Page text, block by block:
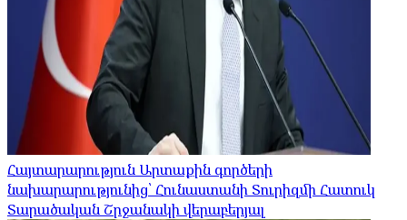
Հայտարարություն Արտաքին գործերի
նախարարությունից՝ Հունաստանի Տուրիզմի Հատուկ
Տարածական Շրջանակի վերաբերյալ